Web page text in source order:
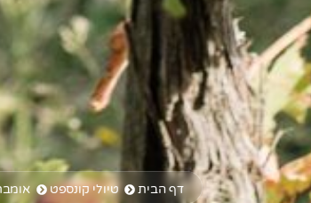
דף הבית טיולי קונספט